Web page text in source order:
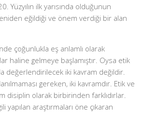
Yüzyılın ilk yarısında olduğunun
eğildiği ve önem verdiği bir alan
çoğunlukla eş anlamlı olarak
haline gelmeye başlamıştır. Oysa etik
değerlendirilecek iki kavram değildir.
gereken, iki kavramdır. Etik ve
disiplin olarak birbirinden farklıdırlar.
yapılan araştırmaları öne çıkaran